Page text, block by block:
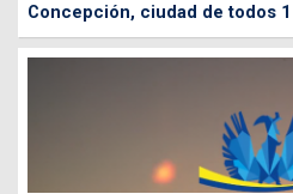
Concepción, ciudad de todos